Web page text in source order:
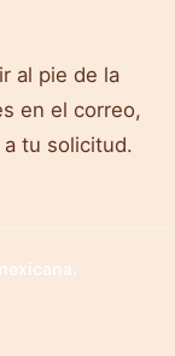
al pie de la
en el correo,
tu solicitud.